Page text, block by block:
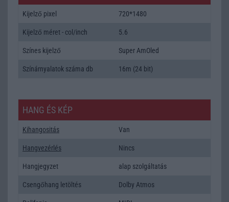
Kijelző pixel 720*1480
Kijelző méret - col/inch 5.6
Színes kijelző Super AmOled
Színárnyalatok száma db 16m (24 bit)
HANG ÉS KÉP
Kihangositás Van
Hangvezérlés Nincs
Hangjegyzet alap szolgáltatás
Csengőhang letöltés Dolby Atmos